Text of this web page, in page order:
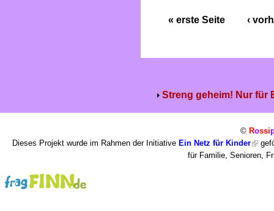
« erste Seite ‹
Streng geheim! Nur für
© Rossi
Dieses Projekt wurde im Rahmen der Initiative Ein Netz für Kinder
für Familie, Senioren,